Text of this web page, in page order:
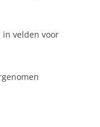
voor